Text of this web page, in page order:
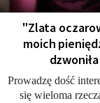
"Zlata
moich
Prowadzę dość
się wieloma